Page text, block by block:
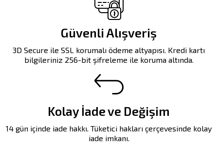
Güvenli Alışveriş
3D Secure ile SSL korumalı ödeme altyapısı. Kredi kartı
bilgileriniz 256-bit şifreleme ile koruma altında.
Kolay İade ve Değişim
14 gün içinde iade hakkı. Tüketici hakları çerçevesinde kolay
iade imkanı.